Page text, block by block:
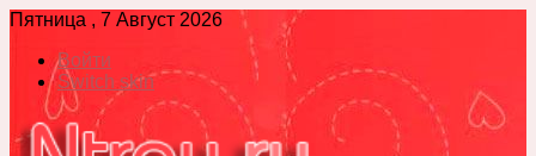
Пятница , 7 Август 2026
Войти
Switch skin